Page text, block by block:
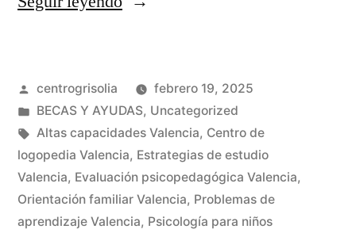
centrogrisolia
febrero 19, 2025
BECAS Y AYUDAS, Uncategorized
Altas capacidades Valencia, Centro de
logopedia Valencia, Estrategias de estudio
Valencia, Evaluación psicopedagógica Valencia,
Orientación familiar Valencia, Problemas de
aprendizaje Valencia, Psicología para niños